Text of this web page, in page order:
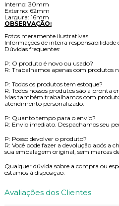
Interno: 30mm
Externo: 62mm
Largura: 16mm
OBSERVAÇÃO:
Fotos meramente ilustrativas
Informações de inteira responsabilidade
Dúvidas frequentes:
P: O produto é novo ou usado?
R: Trabalhamos apenas com produtos
P: Todos os produtos tem estoque?
R: Todos nossos produtos são a pronta
Mas também trabalhamos com
atendimento personalizado.
P: Quanto tempo para o envio?
R: Envio imediato. Despachamos seu
P: Posso devolver o produto?
R: Você pode fazer a devolução após a
sua embalagem original, sem marcas
Qualquer dúvida sobre a compra ou
estamos à disposição.
Avaliações dos Clientes